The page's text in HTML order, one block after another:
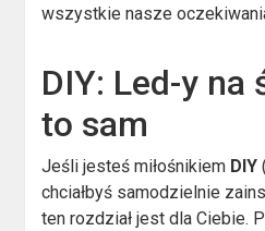
wszystkie nasze
DIY: Led-y na
to sam
Jeśli jesteś miłośnikiem DIY
chciałbyś samodzielnie
ten rozdział jest dla Ciebie.